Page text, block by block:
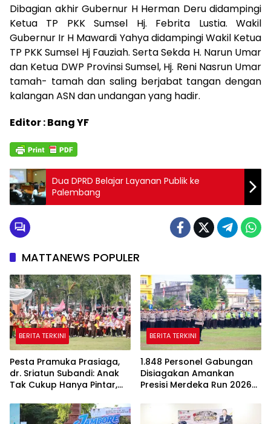
Dibagian akhir Gubernur H Herman Deru didampingi
Ketua TP PKK Sumsel Hj. Febrita Lustia. Wakil
Gubernur Ir H Mawardi Yahya didampingi Wakil Ketua
TP PKK Sumsel Hj Fauziah. Serta Sekda H. Narun Umar
dan Ketua DWP Provinsi Sumsel, Hj. Reni Nasrun Umar
tamah- tamah dan saling berjabat tangan dengan
kalangan ASN dan undangan yang hadir.
Editor : Bang YF
Dua DPRD Belajar Layanan Publik ke
Palembang
MATTANEWS POPULER
BERITA TERKINI
Pesta Pramuka Prasiaga,
dr. Sriatun Subandi: Anak
Tak Cukup Hanya Pintar,
Dibentuk Sejak Dini
BERITA TERKINI
1.848 Personel Gabungan
Disiagakan Amankan
Presisi Merdeka Run 2026